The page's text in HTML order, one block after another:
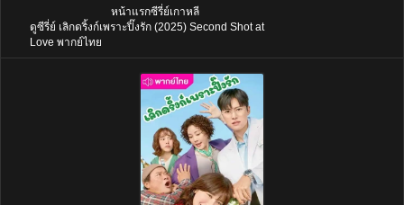
หน้าแรกซีรี่ย์เกาหลี
ดูซีรี่ย์ เลิกดริ้งก์เพราะปิ๊งรัก (2025) Second Shot at
Love พากย์ไทย